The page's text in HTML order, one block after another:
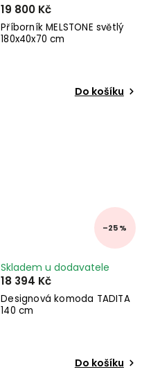
Příborník MELSTONE světlý
180x40x70 cm
19 800 Kč
Do košíku
–25 %
Designová komoda TADITA
140 cm
Skladem u dodavatele
18 394 Kč
Do košíku